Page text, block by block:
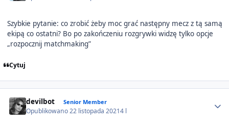
Szybkie pytanie: co zrobić żeby moc grać następny mecz z tą samą
ekipą co ostatni? Bo po zakończeniu rozgrywki widzę tylko opcje
„rozpocznij matchmaking”
Cytuj
devilbot Senior Member
Opublikowano22 listopada 20214 l